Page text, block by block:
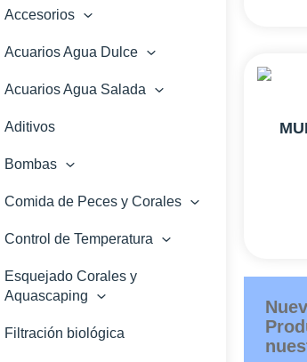
Accesorios
Acuarios Agua Dulce
Acuarios Agua Salada
Aditivos
Bombas
Comida de Peces y Corales
Control de Temperatura
Esquejado Corales y
Aquascaping
Filtración biológica